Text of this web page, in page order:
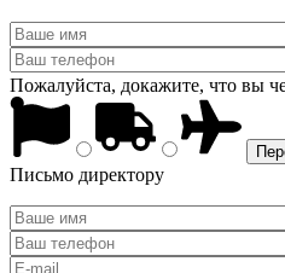
Пожалуйста, докажите, что вы
Письмо директору